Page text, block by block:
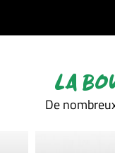
LA
De